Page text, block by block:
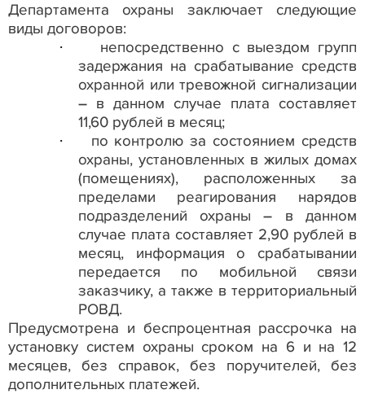
Департамента охраны заключает следующие
виды договоров:
·
непосредственно с выездом групп
задержания на срабатывание средств
охранной или тревожной сигнализации
– в данном случае плата составляет
11,60 рублей в месяц;
·
по контролю за состоянием средств
охраны, установленных в жилых домах
(помещениях), расположенных за
пределами реагирования нарядов
подразделений охраны – в данном
случае плата составляет 2,90 рублей в
месяц, информация о срабатывании
передается по мобильной связи
заказчику, а также в территориальный
РОВД.
Предусмотрена и беспроцентная рассрочка на
установку систем охраны сроком на 6 и на 12
месяцев, без справок, без поручителей, без
дополнительных платежей.